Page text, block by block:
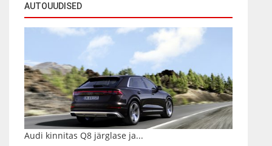
AUTOUUDISED
Audi kinnitas Q8 järglase ja...